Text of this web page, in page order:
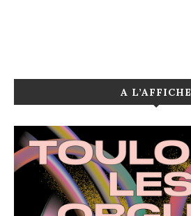
A L’AFFICHE